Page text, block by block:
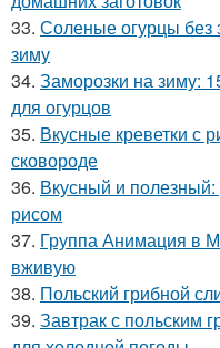
33. Соленые огурцы без
зиму
34. Заморозки на зиму:
для огурцов
35. Вкусные креветки с
сковороде
36. Вкусный и
рисом
37. Группа Анимация в
вживую
38. Польский грибной
39. Завтрак с польским